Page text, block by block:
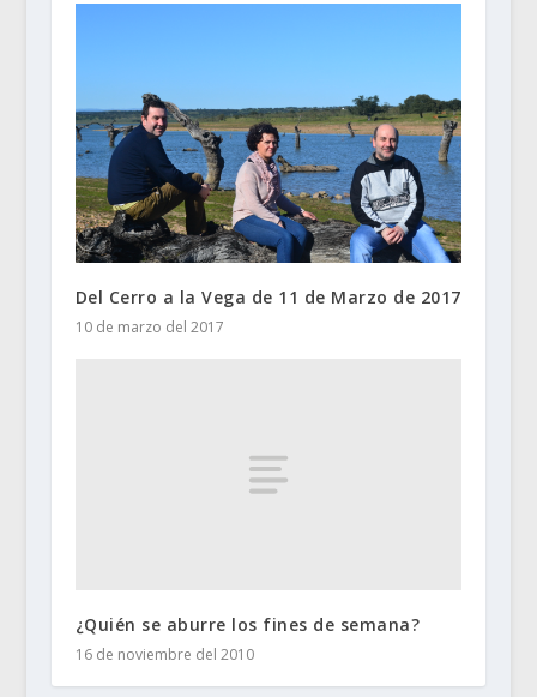
Del Cerro a la Vega de 11 de Marzo de 2017
10 de marzo del 2017
¿Quién se aburre los fines de semana?
16 de noviembre del 2010